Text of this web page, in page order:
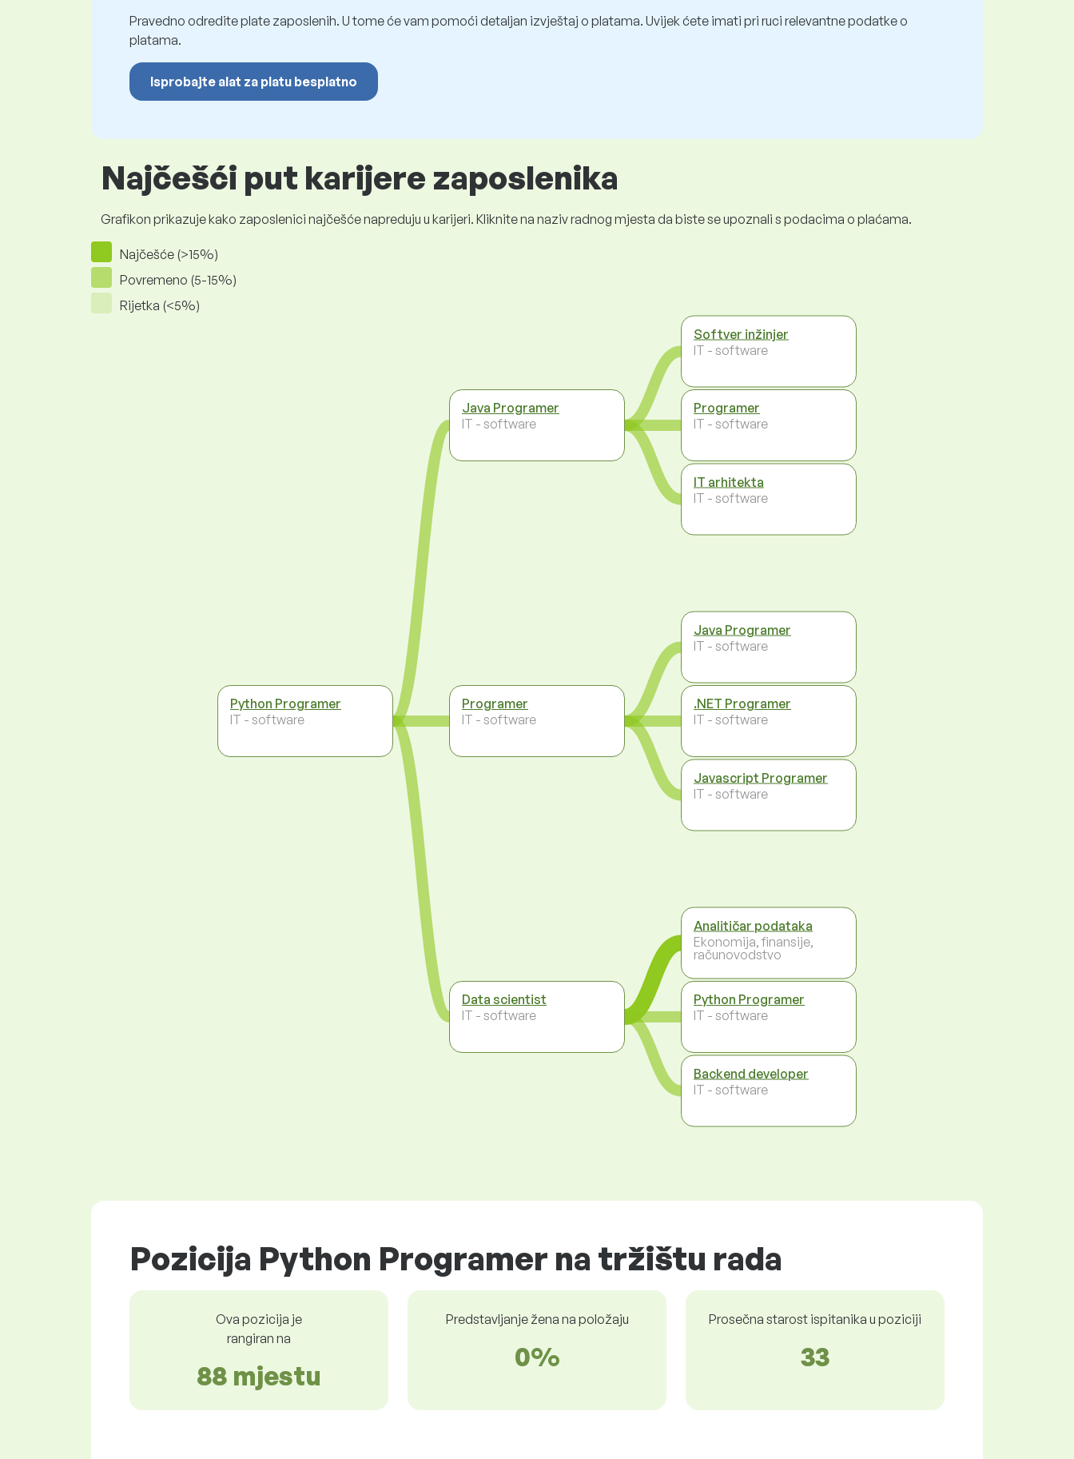
Pravedno odredite plate zaposlenih. U tome će vam pomoći detaljan izvještaj o platama. Uvijek ćete imati pri ruci relevantne podatke o
platama.
Isprobajte alat za platu besplatno
Najčešći put karijere zaposlenika
Grafikon prikazuje kako zaposlenici najčešće napreduju u karijeri. Kliknite na naziv radnog mjesta da biste se upoznali s podacima o plaćama.
Najčešće (>15%)
Povremeno (5-15%)
Rijetka (<5%)
Python Programer
IT - software
Java Programer
IT - software
Programer
IT - software
Data scientist
IT - software
Softver inžinjer
IT - software
Programer
IT - software
IT arhitekta
IT - software
Java Programer
IT - software
.NET Programer
IT - software
Javascript Programer
IT - software
Analitičar podataka
Ekonomija, finansije,
računovodstvo
Python Programer
IT - software
Backend developer
IT - software
Pozicija Python Programer na tržištu rada
Ova pozicija je
rangiran na
88 mjestu
Predstavljanje žena na položaju
0%
Prosečna starost ispitanika u poziciji
33